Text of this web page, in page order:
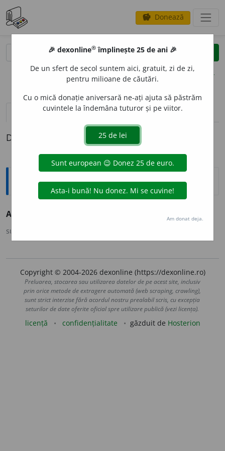
savings Donează
clear
opțiuni
definiții (1) pronunțievolume_up (3)
Definiția cu ID-ul 323075:
Explicative DEX
AN
sursa:
Copyright © 2004-2026 dexonline (https://dexonline.ro)
Preluarea, stocarea sau utilizarea datelor de pe acest site, inclusiv
prin orice metode de extragere automată (web scraping, crawling),
sunt strict interzise fără acordul nostru prealabil scris, cu excepția
seturilor de date oferite oficial spre utilizare publică (vezi licența).
licență confidențialitate găzduit de Hosterion
🎉 dexonline® împlinește 25 de ani 🎉
De un sfert de secol suntem aici, gratuit, zi de zi,
pentru milioane de căutări.
Cu o mică donație aniversară ne-ați ajuta să păstrăm
cuvintele la îndemâna tuturor și pe viitor.
Am donat deja.